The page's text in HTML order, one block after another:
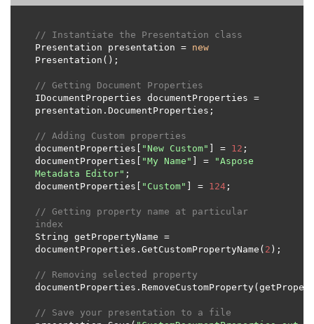
// Instantiate the Presentation class
Presentation presentation = new
// Getting Document Properties
IDocumentProperties documentProperties =
// Adding Custom properties
documentProperties[
"New Custom" ] = 12
documentProperties[
"My Name" ] =
"Aspose
Metadata Editor"
documentProperties[
"Custom" ] = 124
// Getting property name at particular
index
String getPropertyName =
documentProperties.GetCustomPropertyName( 2
// Removing selected property
// Save your presentation to a file